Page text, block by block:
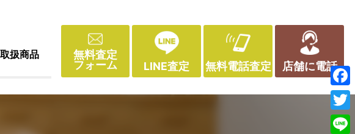
取扱商品
無料査定
フォーム
LINE査定 無料電話査定 店舗に電話